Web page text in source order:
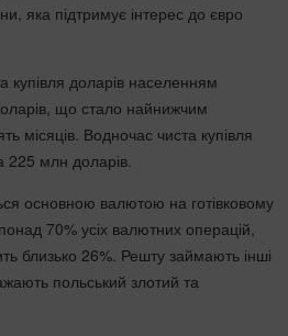
яка підтримує інтерес до євро
купівля доларів населенням
що стало найнижчим
місяців. Водночас чиста купівля
225 млн доларів.
основною валютою на готівковому
70% усіх валютних операцій,
близько 26%. Решту займають інші
польський злотий та